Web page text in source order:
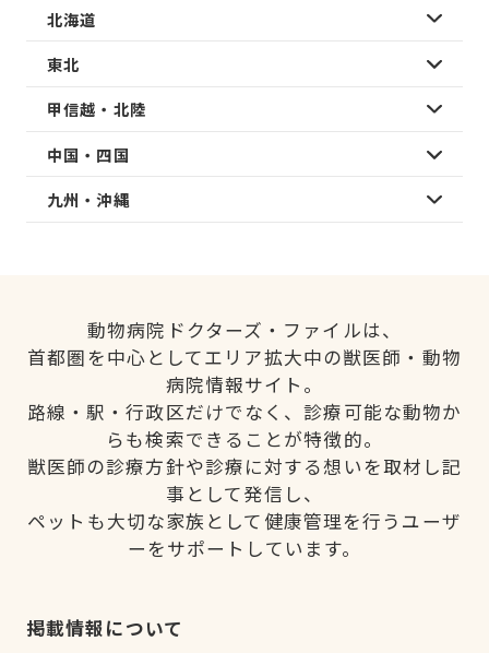
北海道
東北
甲信越・北陸
中国・四国
九州・沖縄
動物病院ドクターズ・ファイルは、
首都圏を中心としてエリア拡大中の獣医師・動物
病院情報サイト。
路線・駅・行政区だけでなく、診療可能な動物か
らも検索できることが特徴的。
獣医師の診療方針や診療に対する想いを取材し記
事として発信し、
ペットも大切な家族として健康管理を行うユーザ
ーをサポートしています。
掲載情報について